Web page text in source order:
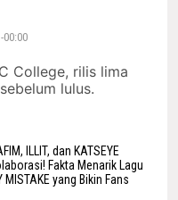
00:00
College, rilis lima
lulus.
ILLIT, dan KATSEYE
Fakta Menarik Lagu
MISTAKE yang Bikin Fans